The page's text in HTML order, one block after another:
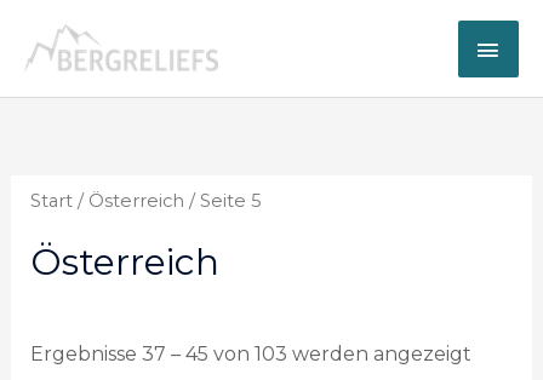
Inhalt
springen
Start/ Österreich / Seite 5
Österreich
Ergebnisse 37 – 45 von 103 werden angezeigt